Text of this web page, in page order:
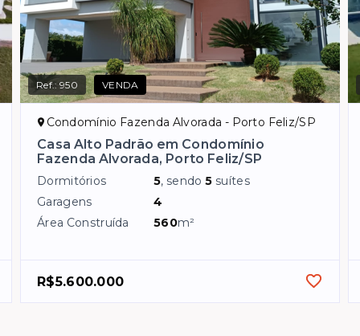
Ref.:950 VENDA
Condomínio Fazenda Alvorada - Porto Feliz/SP
Casa Alto Padrão em Condomínio
Fazenda Alvorada, Porto Feliz/SP
Dormitórios 5, sendo5 suítes
Garagens
4
Área Construída
560m²
R$5.600.000